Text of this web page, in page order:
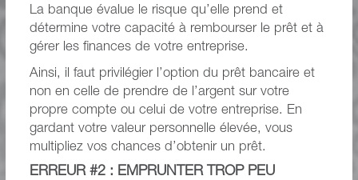
La banque évalue le risque qu’elle prend et
détermine votre capacité à rembourser le prêt et à
gérer les finances de votre entreprise.
Ainsi, il faut privilégier l’option du prêt bancaire et
non en celle de prendre de l’argent sur votre
propre compte ou celui de votre entreprise. En
gardant votre valeur personnelle élevée, vous
multipliez vos chances d’obtenir un prêt.
ERREUR #2 : EMPRUNTER TROP PEU